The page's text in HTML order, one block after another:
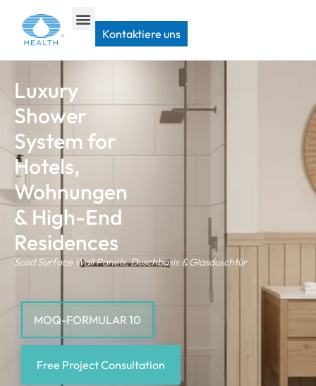
Kontaktiere uns
Luxury
Shower
System for
Hotels,
Wohnungen
&High-End
Residences
Solid Surface Wall Panels, Duschbasis & Glasduschtür
Free Project Consultation
MOQ-FORMULAR 10